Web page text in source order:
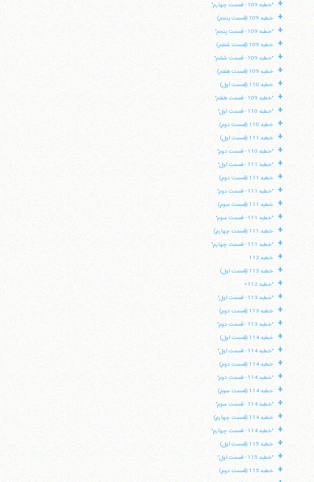
+ "خطبه 109 - قسمت چهارم"
+ خطبه 109 (قسمت پنجم)
+ "خطبه 109 - قسمت پنجم"
+ خطبه 109 (قسمت ششم)
+ "خطبه 109 - قسمت ششم"
+ خطبه 109 (قسمت هفتم)
+ خطبه 110 (قسمت اول)
+ "خطبه 109 - قسمت هفتم"
+ "خطبه 110 - قسمت اول"
+ خطبه 110 (قسمت دوم)
+ خطبه 111 (قسمت اول)
+ "خطبه 110 - قسمت دوم"
+ "خطبه 111 - قسمت اول"
+ خطبه 111 (قسمت دوم)
+ "خطبه 111 - قسمت دوم"
+ خطبه 111 (قسمت سوم)
+ "خطبه 111 - قسمت سوم"
+ خطبه 111 (قسمت چهارم)
+ "خطبه 111 - قسمت چهارم"
+ خطبه 112
+ خطبه 113 (قسمت اول)
+ "خطبه 112»
+ "خطبه 113 - قسمت اول"
+ خطبه 113 (قسمت دوم)
+ "خطبه 113 - قسمت دوم"
+ خطبه 114 (قسمت اول)
+ "خطبه 114 - قسمت اول"
+ خطبه 114 (قسمت دوم)
+ "خطبه 114 - قسمت دوم"
+ خطبه 114 (قسمت سوم)
+ "خطبه 114 - قسمت سوم"
+ خطبه 114 (قسمت چهارم)
+ "خطبه 114 - قسمت چهارم"
+ خطبه 115 (قسمت اول)
+ "خطبه 115 - قسمت اول"
+ خطبه 115 (قسمت دوم)